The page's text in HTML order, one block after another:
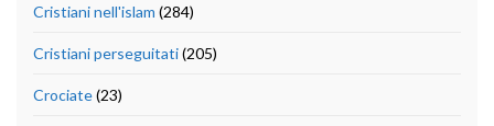
Cristiani nell'islam (284)
Cristiani perseguitati(205)
Crociate(23)